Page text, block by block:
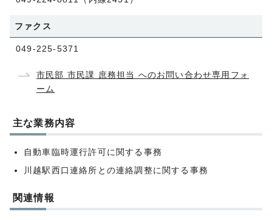
ファクス
049-225-5371
市民部 市民課 庶務担当 へのお問い合わせ専用フォ
ーム
主な業務内容
自動車臨時運行許可に関する事務
川越駅西口連絡所との連絡調整に関する事務
関連情報